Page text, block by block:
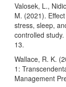
Valosek, L.,
M. (2021).
stress, sleep,
controlled
13.
Wallace, R. K.
1:
Management